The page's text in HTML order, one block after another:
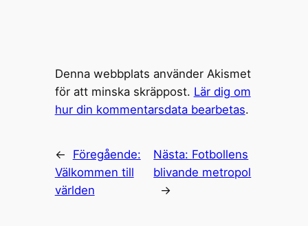
Denna webbplats använder Akismet
för att minska skräppost. Lär dig om
hur din kommentarsdata bearbetas.
←
Föregående:
Välkommen till
världen
Nästa: Fotbollens
blivande metropol
→